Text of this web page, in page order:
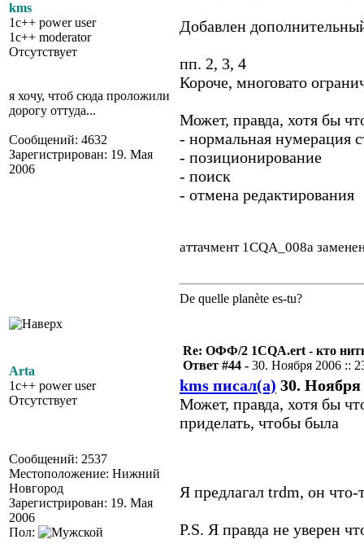
kms
1c++ power user
1c++ moderator
Отсутствует
я хочу, чтоб сюда проложили
дорогу оттуда...
Сообщений: 4632
Зарегистрирован: 19. Мая
2006
Добавлен
пп. 2, 3, 4
Короче, многовато
Может, правда, хотя бы
- нормальная нумерация
- позиционирование
- поиск
- отмена редактирования
аттачмент 1CQA_008a
De quelle planète es-tu?
Arta
1c++ power user
Отсутствует
Сообщений: 2537
Местоположение: Нижний
Новгород
Зарегистрирован: 19. Мая
2006
Пол:
Re: ОФФ/2 1CQA.ert - кто
Ответ #44 - 30. Ноября 2006 ::
kms писал(а) 30.
Может, правда, хотя бы
приделать, чтобы была
Я предлагал trdm, он
P.S. Я правда не уверен